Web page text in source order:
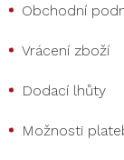
Obchodní
Vrácení zboží
Dodací lhůty
Možnosti